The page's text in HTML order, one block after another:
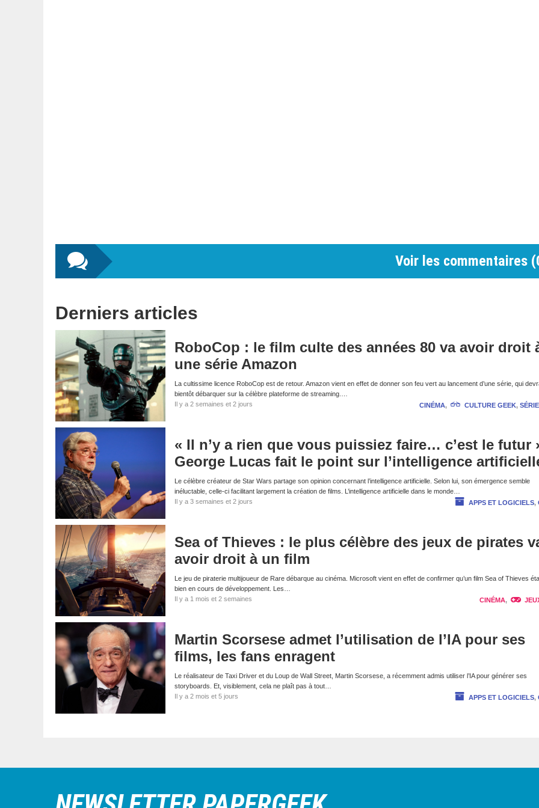
Voir les commentaires (
Derniers articles
RoboCop : le film culte des années 80 va avoir droit
une série Amazon
La cultissime licence RoboCop est de retour. Amazon vient en effet de donner son feu vert au lancement d’une série, qui
bientôt débarquer sur la célèbre plateforme de streaming.…
Il y a 2 semaines et 2 jours
CINÉMA, CULTURE GEEK,
« Il n’y a rien que vous puissiez faire… c’est le futur
George Lucas fait le point sur l’intelligence
Le célèbre créateur de Star Wars partage son opinion concernant l’intelligence artificielle. Selon lui, son émergence semble
inéluctable, celle-ci facilitant largement la création de films. L’intelligence artificielle dans le monde…
Il y a 3 semaines et 2 jours
APPS ET LOGICIELS,
Sea of Thieves : le plus célèbre des jeux de pirates
avoir droit à un film
Le jeu de piraterie multijoueur de Rare débarque au cinéma. Microsoft vient en effet de confirmer qu’un film Sea of Thieves
bien en cours de développement. Les…
Il y a 1 mois et 2 semaines
CINÉMA,
Martin Scorsese admet l’utilisation de l’IA pour ses
films, les fans enragent
Le réalisateur de Taxi Driver et du Loup de Wall Street, Martin Scorsese, a récemment admis utiliser l’IA pour générer ses
storyboards. Et, visiblement, cela ne plaît pas à tout…
Il y a 2 mois et 5 jours
APPS ET LOGICIELS,